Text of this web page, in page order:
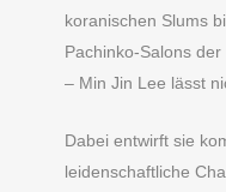
koranischen Slums
Pachinko-Salons
– Min Jin Lee lässt
Dabei entwirft sie
leidenschaftliche